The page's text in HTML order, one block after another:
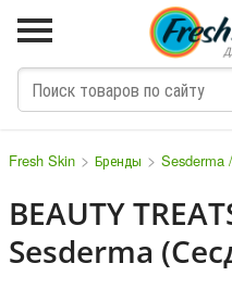
Fresh Skin > Бренды > Sesderma
BEAUTY
Sesderma
M N O P Q S